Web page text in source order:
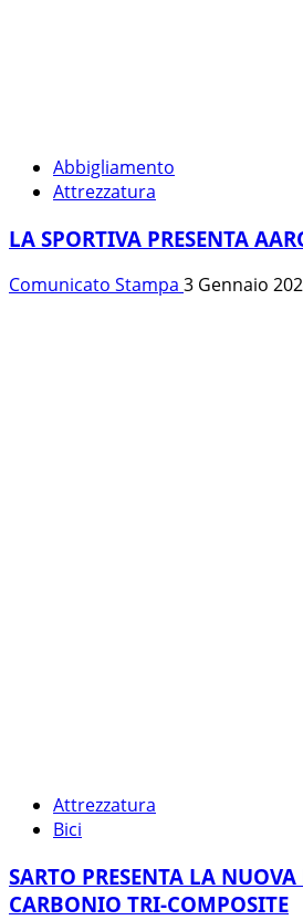
Abbigliamento
Attrezzatura
LA SPORTIVA PRESENTA
Comunicato Stampa 3 Gennaio
Attrezzatura
Bici
SARTO PRESENTA LA
CARBONIO TRI-COMPOSITE